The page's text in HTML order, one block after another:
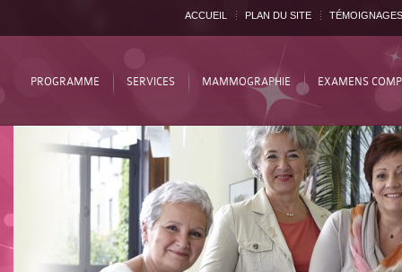
ACCUEIL PLAN DU SITE TÉMOIGNAGES
PROGRAMME SERVICES MAMMOGRAPHIE EXAMENS